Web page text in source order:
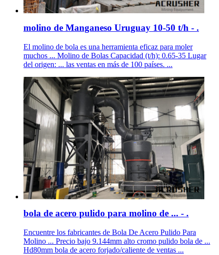
molino de Manganeso Uruguay 10-50 t/h - .
El molino de bola es una herramienta eficaz para moler
muchos ... Molino de Bolas Capacidad (t/h): 0.65-35 Lugar
del origen: ... las ventas en más de 100 países. ...
bola de acero pulido para molino de ... - .
Encuentre los fabricantes de Bola De Acero Pulido Para
Molino ... Precio bajo 9.144mm alto cromo pulido bola de ...
Hd80mm bola de acero forjado/caliente de ventas ...